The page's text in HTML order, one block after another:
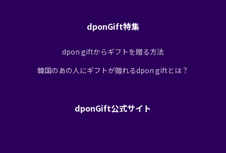
dponGift特集
dpon giftからギフトを贈る方法
韓国のあの人にギフトが贈れるdpon giftとは？
dponGift公式サイト